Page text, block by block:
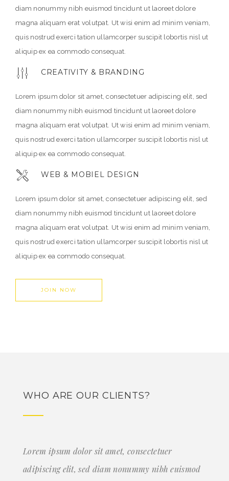
diam nonummy nibh euismod tincidunt ut laoreet dolore
magna aliquam erat volutpat. Ut wisi enim ad minim veniam,
quis nostrud exerci tation ullamcorper suscipit lobortis nisl ut
aliquip ex ea commodo consequat.
CREATIVITY & BRANDING
Lorem ipsum dolor sit amet, consectetuer adipiscing elit, sed
diam nonummy nibh euismod tincidunt ut laoreet dolore
magna aliquam erat volutpat. Ut wisi enim ad minim veniam,
quis nostrud exerci tation ullamcorper suscipit lobortis nisl ut
aliquip ex ea commodo consequat.
WEB & MOBIEL DESIGN
Lorem ipsum dolor sit amet, consectetuer adipiscing elit, sed
diam nonummy nibh euismod tincidunt ut laoreet dolore
magna aliquam erat volutpat. Ut wisi enim ad minim veniam,
quis nostrud exerci tation ullamcorper suscipit lobortis nisl ut
aliquip ex ea commodo consequat.
JOIN NOW
WHO ARE OUR CLIENTS?
Lorem ipsum dolor sit amet, consectetuer
adipiscing elit, sed diam nonummy nibh euismod